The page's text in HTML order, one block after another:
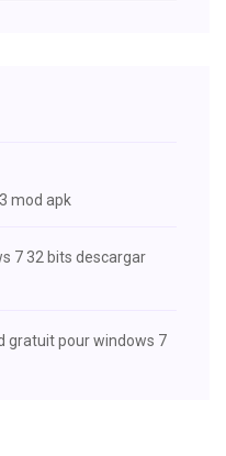
mod apk
7 32 bits descargar
gratuit pour windows 7